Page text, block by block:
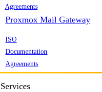
Agreements
Proxmox Mail Gateway
ISO
Documentation
Agreements
Services